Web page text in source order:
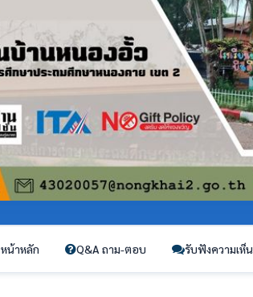
หน้าหลัก Q&A ถาม-ตอบ รับฟังความเห็น